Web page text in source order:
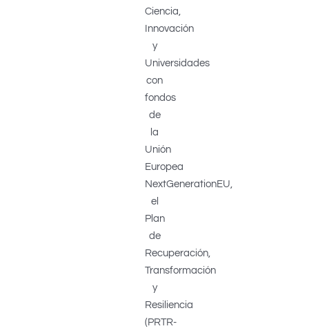
Ciencia,
Innovación
y
Universidades
con
fondos
de
la
Unión
Europea
NextGenerationEU,
el
Plan
de
Recuperación,
Transformación
y
Resiliencia
(PRTR-